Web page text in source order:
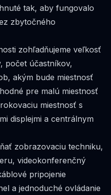
tak, aby fungovalo
zbytočného
zohľadňujeme veľkosť
počet účastníkov,
akým bude miestnosť
pre malú miestnosť
miestnosť s
displejmi a centrálnym
zobrazovaciu techniku,
videokonferenčný
pripojenie
a jednoduché ovládanie